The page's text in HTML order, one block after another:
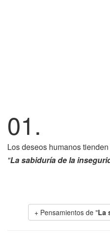
01.
Los deseos humanos
"La sabiduría de la
+ Pensamientos de "La